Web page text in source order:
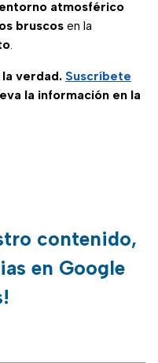
entorno atmosférico
bruscos en la
.
la verdad. Suscríbete
la información en la
contenido,
en Google